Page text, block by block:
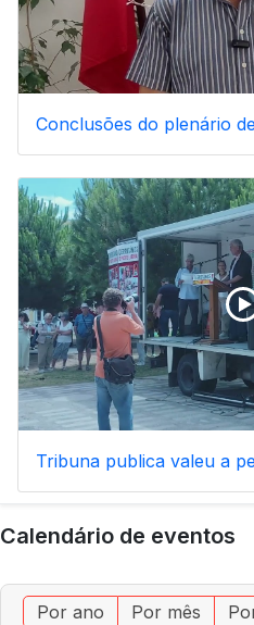
Conclusões do plenário
Tribuna publica valeu a
Calendário de eventos
Por ano Por mês